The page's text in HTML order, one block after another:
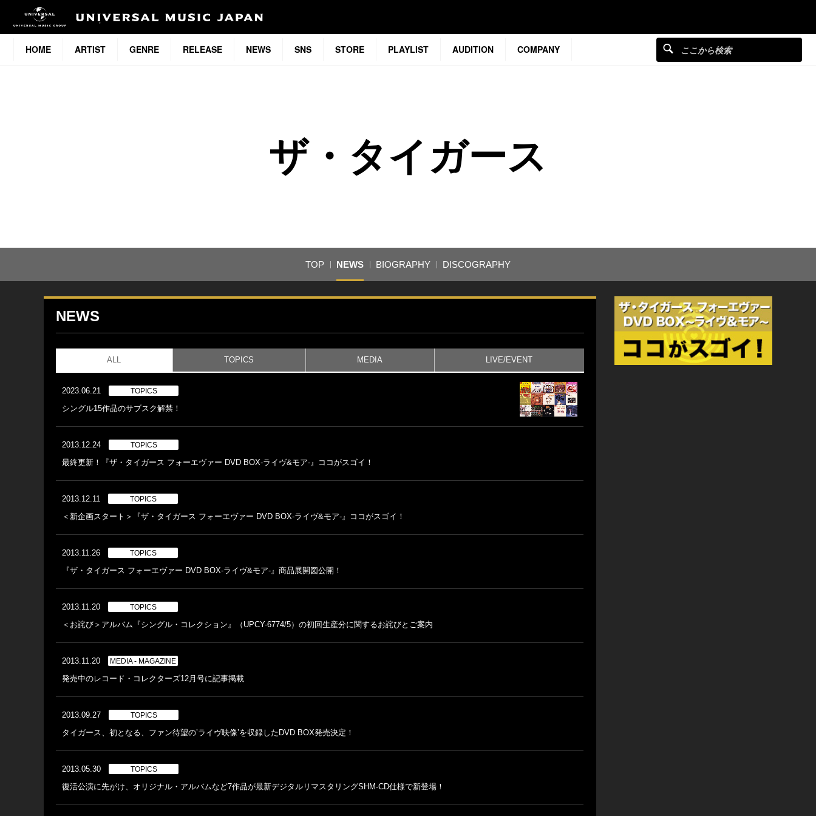
HOME ARTIST GENRE RELEASE NEWS SNS STORE PLAYLIST AUDITION COMPANY
ザ・タイガース
TOP NEWS BIOGRAPHY DISCOGRAPHY
NEWS
ALL TOPICS MEDIA LIVE/EVENT
2023.06.21 TOPICS
シングル15作品のサブスク解禁！
2013.12.24 TOPICS
最終更新！『ザ・タイガース フォーエヴァー DVD BOX-ライヴ&モア-』ココがスゴイ！
2013.12.11 TOPICS
＜新企画スタート＞『ザ・タイガース フォーエヴァー DVD BOX-ライヴ&モア-』ココがスゴイ！
2013.11.26 TOPICS
『ザ・タイガース フォーエヴァー DVD BOX-ライヴ&モア-』商品展開図公開！
2013.11.20 TOPICS
＜お詫び＞アルバム『シングル・コレクション』（UPCY-6774/5）の初回生産分に関するお詫びとご案内
2013.11.20 MEDIA - MAGAZINE
発売中のレコード・コレクターズ12月号に記事掲載
2013.09.27 TOPICS
タイガース、初となる、ファン待望の’ライヴ映像’を収録したDVD BOX発売決定！
2013.05.30 TOPICS
復活公演に先がけ、オリジナル・アルバムなど7作品が最新デジタルリマスタリングSHM-CD仕様で新登場！